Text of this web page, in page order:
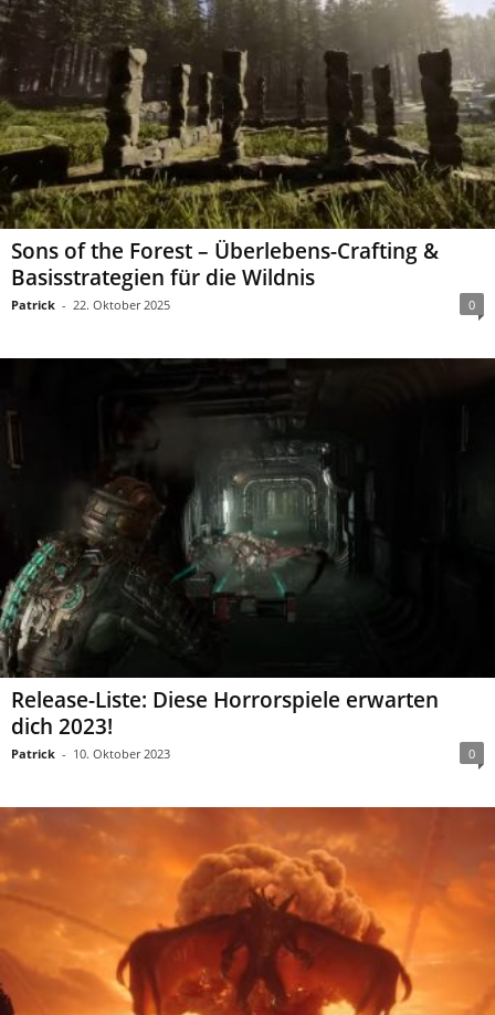
Sons of the Forest – Überlebens-Crafting &
Basisstrategien für die Wildnis
Patrick - 22. Oktober 2025 0
Release-Liste: Diese Horrorspiele erwarten
dich 2023!
Patrick - 10. Oktober 2023 0